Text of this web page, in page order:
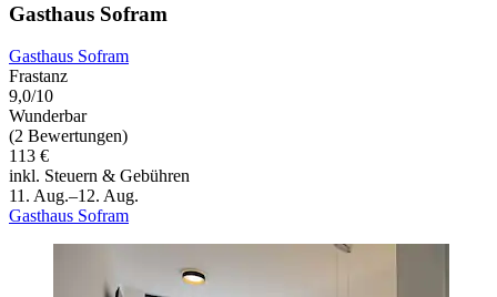
Gasthaus Sofram
Gasthaus Sofram
Frastanz
9,0/10
Wunderbar
(2 Bewertungen)
113 €
inkl. Steuern & Gebühren
11. Aug.–12. Aug.
Gasthaus Sofram